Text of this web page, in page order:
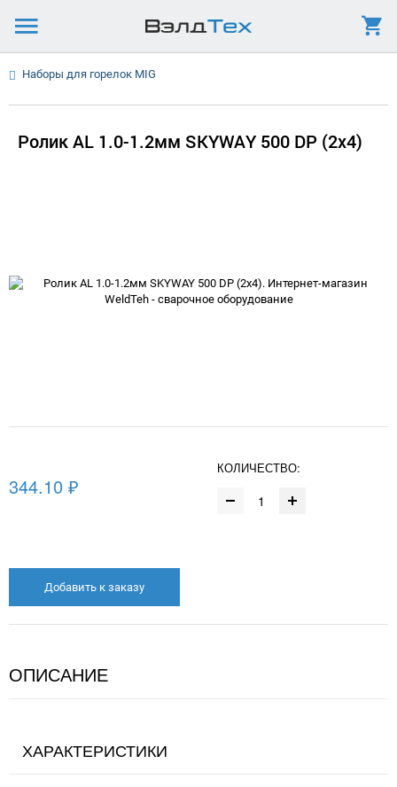
Наборы для горелок MIG
Ролик AL 1.0-1.2мм SKYWAY 500 DP (2x4)
344.10 ₽
КОЛИЧЕСТВО:
Добавить к заказу
ОПИСАНИЕ
ХАРАКТЕРИСТИКИ